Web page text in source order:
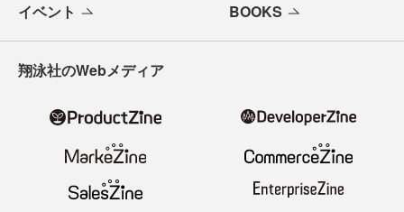
イベント BOOKS
翔泳社のWebメディア